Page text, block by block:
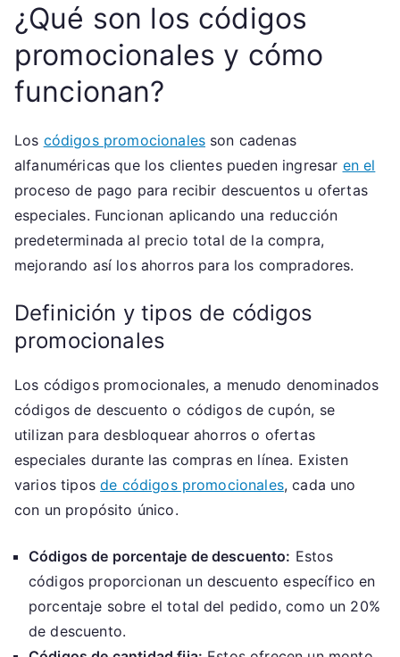
¿Qué son los códigos
promocionales y cómo
funcionan?
Los códigos promocionales son cadenas
alfanuméricas que los clientes pueden ingresar en el
proceso de pago para recibir descuentos u ofertas
especiales. Funcionan aplicando una reducción
predeterminada al precio total de la compra,
mejorando así los ahorros para los compradores.
Definición y tipos de códigos
promocionales
Los códigos promocionales, a menudo denominados
códigos de descuento o códigos de cupón, se
utilizan para desbloquear ahorros o ofertas
especiales durante las compras en línea. Existen
varios tiposde códigos promocionales, cada uno
con un propósito único.
Códigos de porcentaje de descuento: Estos
códigos proporcionan un descuento específico en
porcentaje sobre el total del pedido, como un 20%
de descuento.